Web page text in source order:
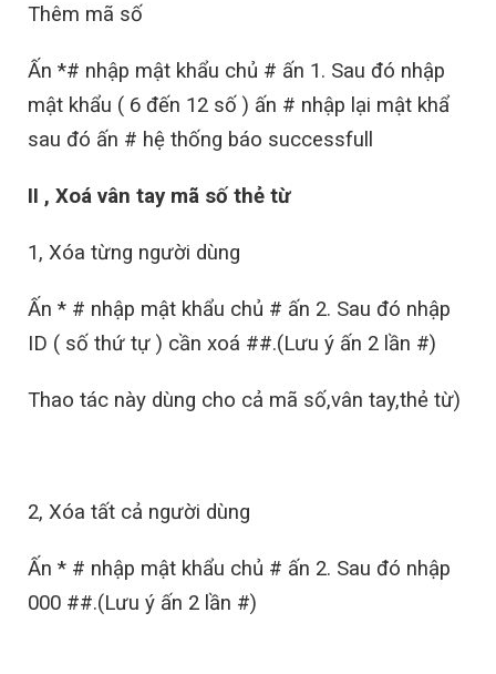
Thêm mã số
Ấn *# nhập mật khẩu chủ # ấn 1. Sau đó nhập
mật khẩu ( 6 đến 12 số ) ấn # nhập lại mật khẩ
sau đó ấn # hệ thống báo successfull
II , Xoá vân tay mã số thẻ từ
1, Xóa từng người dùng
Ấn * # nhập mật khẩu chủ # ấn 2. Sau đó nhập
ID ( số thứ tự ) cần xoá ##.(Lưu ý ấn 2 lần #)
Thao tác này dùng cho cả mã số,vân tay,thẻ từ)
2, Xóa tất cả người dùng
Ấn * # nhập mật khẩu chủ # ấn 2. Sau đó nhập
000 ##.(Lưu ý ấn 2 lần #)